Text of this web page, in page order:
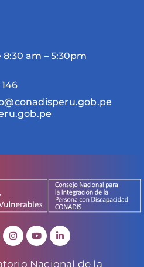
am – 5:30pm
Nacional de la